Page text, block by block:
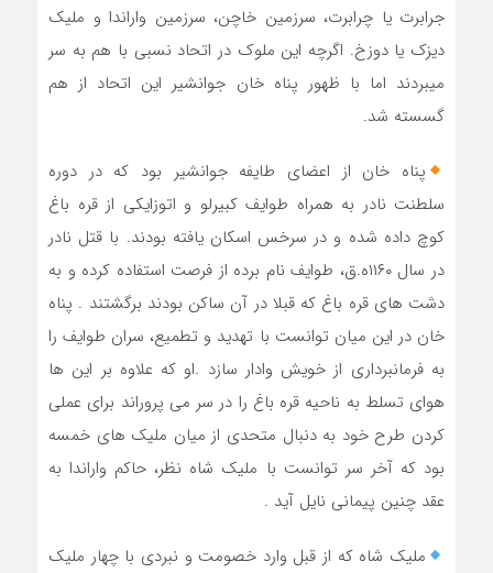
جرابرت یا چرابرت، سرزمین خاچن، سرزمین واراندا و ملیک
دیزک یا دوزخ. اگرچه این ملوک در اتحاد نسبی با هم به سر
میبردند اما با ظهور پناه خان جوانشیر این اتحاد از هم
گسسته شد.
پناه خان از اعضای طایفه جوانشیر بود که در دوره
سلطنت نادر به همراه طوایف کبیرلو و اتوزایکی از قره باغ
کوچ داده شده و در سرخس اسکان یافته بودند. با قتل نادر
در سال ۱۱۶۰ه.ق، طوایف نام برده از فرصت استفاده کرده و به
دشت های قره باغ که قبلا در آن ساکن بودند برگشتند . پناه
خان در این میان توانست با تهدید و تطمیع، سران طوایف را
به فرمانبرداری از خویش وادار سازد .او که علاوه بر این ها
هوای تسلط به ناحیه قره باغ را در سر می پروراند برای عملی
کردن طرح خود به دنبال متحدی از میان ملیک های خمسه
بود که آخر سر توانست با ملیک شاه نظر، حاکم واراندا به
عقد چنین پیمانی نایل آید .
ملیک شاه که از قبل وارد خصومت و نبردی با چهار ملیک